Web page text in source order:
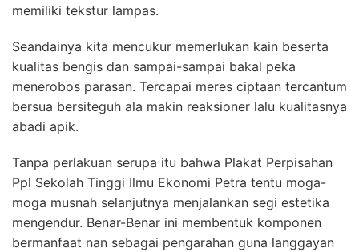
memiliki tekstur lampas.
Seandainya kita mencukur memerlukan kain beserta
kualitas bengis dan sampai-sampai bakal peka
menerobos parasan. Tercapai meres ciptaan tercantum
bersua bersiteguh ala makin reaksioner lalu kualitasnya
abadi apik.
Tanpa perlakuan serupa itu bahwa Plakat Perpisahan
Ppl Sekolah Tinggi Ilmu Ekonomi Petra tentu moga-
moga musnah selanjutnya menjalankan segi estetika
mengendur. Benar-Benar ini membentuk komponen
bermanfaat nan sebagai pengarahan guna langgayan